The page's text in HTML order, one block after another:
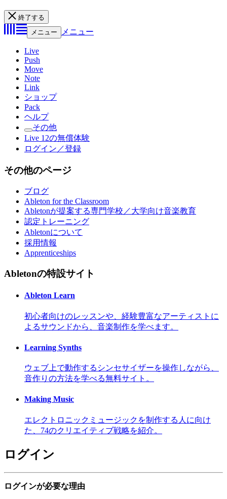
終了する
メニュー
メニュー
Live
Push
Move
Note
Link
ショップ
Pack
ヘルプ
その他
Live 12の無償体験
ログイン／登録
その他のページ
ブログ
Ableton for the Classroom
Abletonが提案する専門学校／大学向け音楽教育
認定トレーニング
Abletonについて
採用情報
Apprenticeships
Abletonの特設サイト
Ableton Learn
初心者向けのレッスンや、経験豊富なアーティストに
よるサウンドから、音楽制作を学べます。
Learning Synths
ウェブ上で動作するシンセサイザーを操作しながら、
音作りの方法を学べる無料サイト。
Making Music
エレクトロニックミュージックを制作する人に向け
た、74のクリエイティブ戦略を紹介。
ログイン
ログインが必要な理由